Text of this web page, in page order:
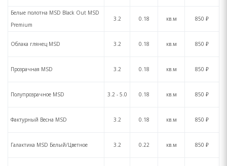
Белые полотна MSD Black Out MSD
Premium
3.2 0.18 кв.м 850 ₽
Облака глянец MSD 3.2 0.18 кв.м 850 ₽
Прозрачная MSD 3.2 0.18 кв.м 850 ₽
Полупрозрачное MSD 3.2 - 5.0 0.18 кв.м 850 ₽
Фактурный Весна MSD 3.2 0.18 кв.м 850 ₽
Галактика MSD Белый/Цветное 3.2 0.22 кв.м 850 ₽